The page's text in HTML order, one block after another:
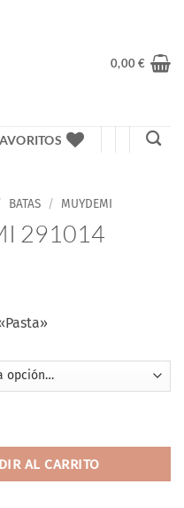
0,00€
BATAS / MUYDEMI
291014
AL CARRITO